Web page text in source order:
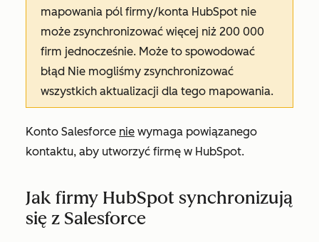
mapowania pól firmy/konta HubSpot nie
może zsynchronizować więcej niż 200 000
firm jednocześnie. Może to spowodować
błąd Nie mogliśmy zsynchronizować
wszystkich aktualizacji dla tego mapowania.
Konto Salesforce nie wymaga powiązanego
kontaktu, aby utworzyć firmę w HubSpot.
Jak firmy HubSpot synchronizują
się z Salesforce